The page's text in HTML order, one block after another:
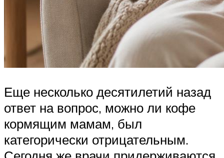
Еще несколько десятилетий назад
ответ на вопрос, можно ли кофе
кормящим мамам, был
категорически отрицательным.